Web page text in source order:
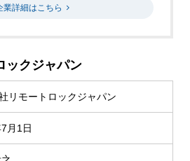
業詳細はこちら
ックジャパン
リモートロックジャパン
月1日